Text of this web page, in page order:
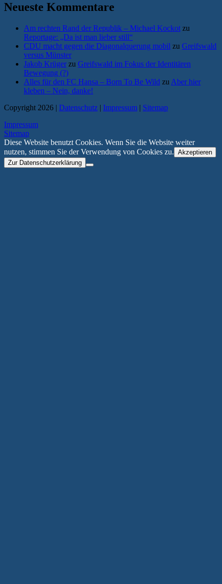
Neueste Kommentare
Am rechten Rand der Republik – Michael Kockot zu
Reportage: „Da ist man lieber still“
CDU macht gegen die Diagonalquerung mobil zu Greifswald
versus Münster
Jakob Krüger zu Greifswald im Fokus der Identitären
Bewegung (?)
Alles für den FC Hansa – Born To Be Wild zu Aber hier
kleben – Nein, danke!
Copyright 2026 | Datenschutz | Impressum | Sitemap
Impressum
Sitemap
Diese Website benutzt Cookies. Wenn Sie die Website weiter
nutzen, stimmen Sie der Verwendung von Cookies zu. Akzeptieren
Zur Datenschutzerklärung